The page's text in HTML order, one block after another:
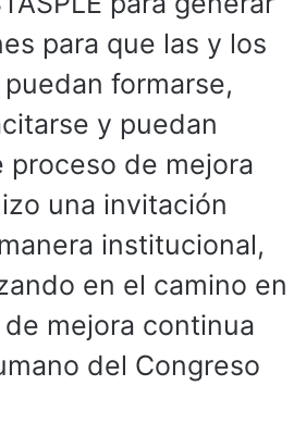
para que las y los
formarse,
y puedan
proceso de mejora
una invitación
institucional,
en el camino en
mejora continua
del Congreso